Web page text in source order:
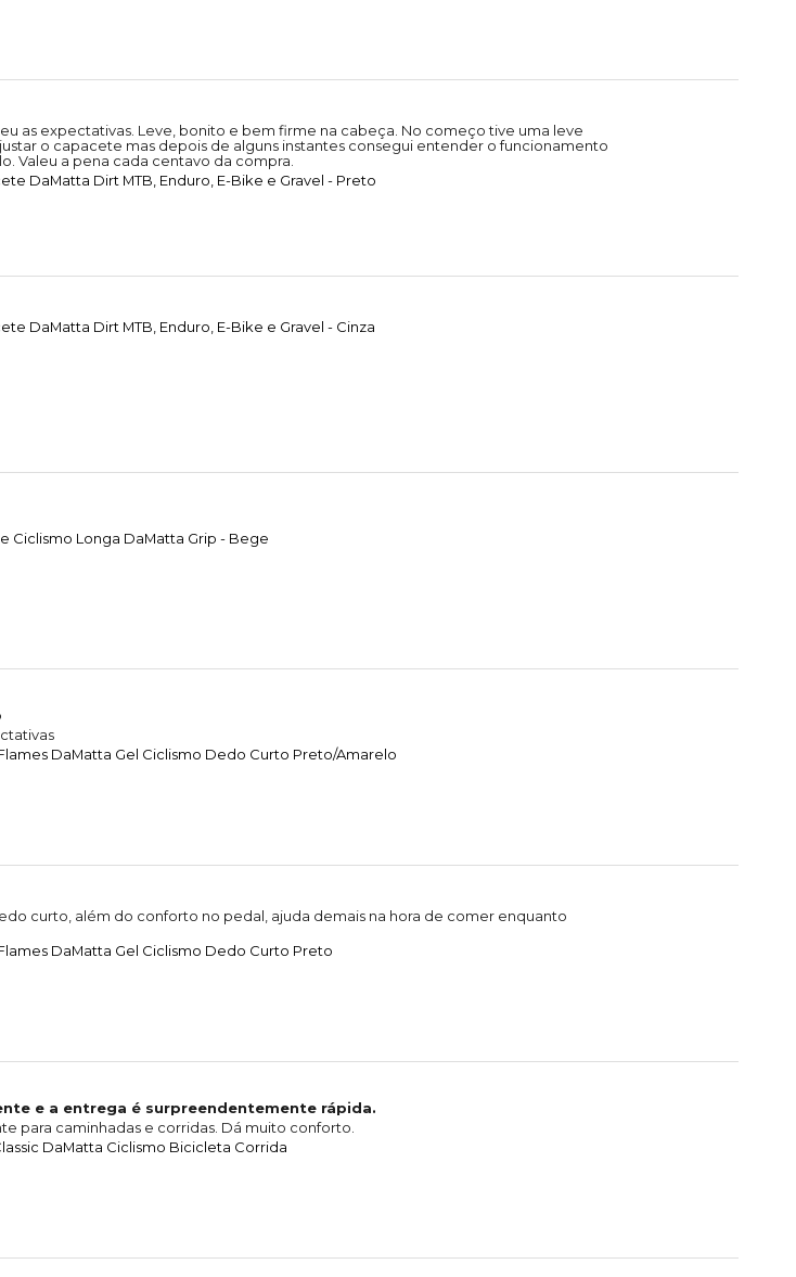
as expectativas. Leve, bonito e bem firme na cabeça. No começo tive uma leve
o capacete mas depois de alguns instantes consegui entender o funcionamento
Valeu a pena cada centavo da compra.
DaMatta Dirt MTB, Enduro, E-Bike e Gravel - Preto
DaMatta Dirt MTB, Enduro, E-Bike e Gravel - Cinza
Ciclismo Longa DaMatta Grip - Bege
DaMatta Gel Ciclismo Dedo Curto Preto/Amarelo
curto, além do conforto no pedal, ajuda demais na hora de comer enquanto
DaMatta Gel Ciclismo Dedo Curto Preto
e a entrega é surpreendentemente rápida.
para caminhadas e corridas. Dá muito conforto.
DaMatta Ciclismo Bicicleta Corrida